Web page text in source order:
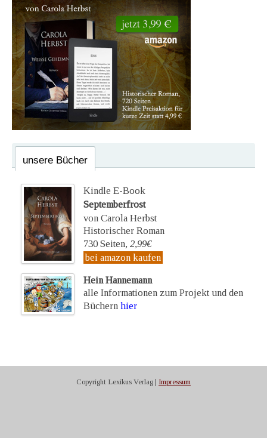
unsere Bücher
Kindle E-Book
Septemberfrost
von Carola Herbst
Historischer Roman
730 Seiten, 2,99€
bei amazon kaufen
Hein Hannemann
alle Informationen zum Projekt und den
Büchern hier
Copyright Lexikus Verlag | Impressum